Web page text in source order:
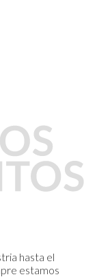
hasta el
estamos